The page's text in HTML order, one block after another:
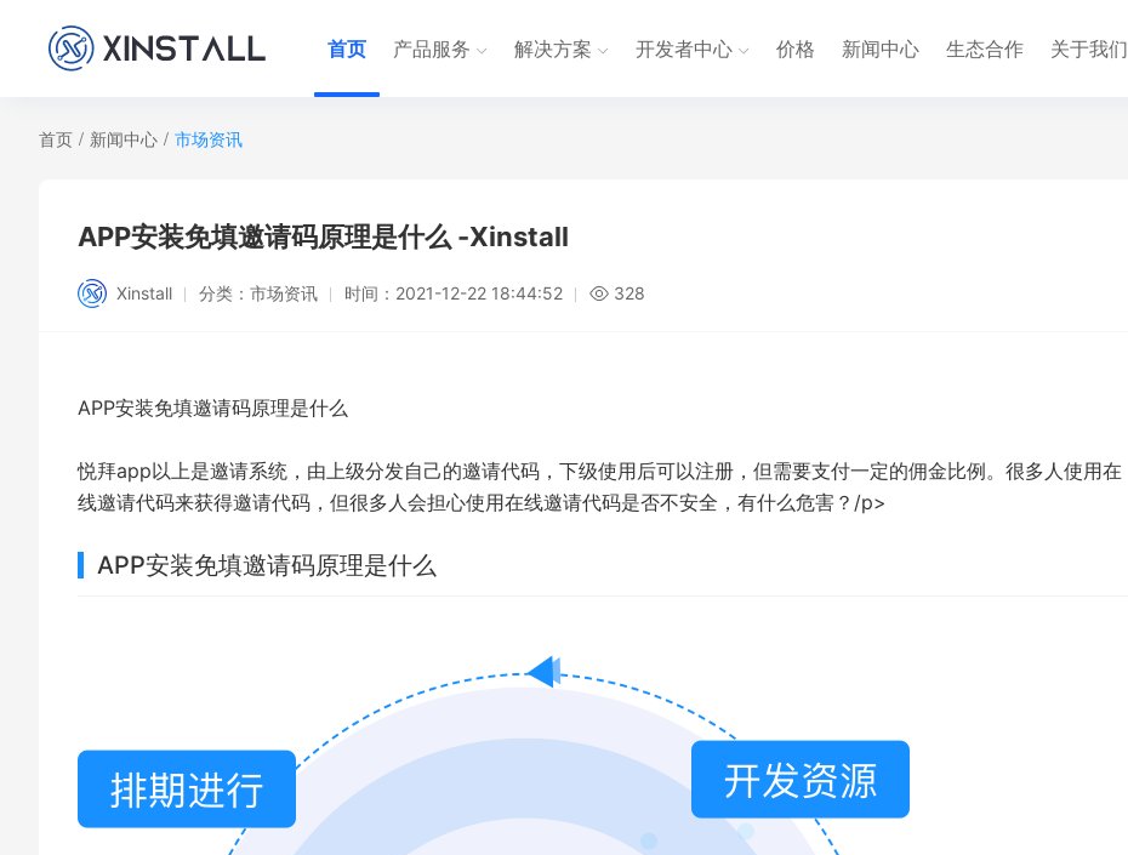
首页 产品服务 解决方案 开发者中心 价格 新闻中心 生态合作 关于我们
首页 / 新闻中心 / 市场资讯
APP安装免填邀请码原理是什么 -Xinstall
Xinstall 分类： 市场资讯 时间： 2021-12-22 18:44:52 328
APP安装免填邀请码原理是什么
悦拜app以上是邀请系统，由上级分发自己的邀请代码，下级使用后可以注册，但需要支付一定的佣金比例。很多人使用在
线邀请代码来获得邀请代码，但很多人会担心使用在线邀请代码是否不安全，有什么危害？/p>
APP安装免填邀请码原理是什么